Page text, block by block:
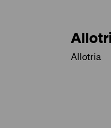
Allotria